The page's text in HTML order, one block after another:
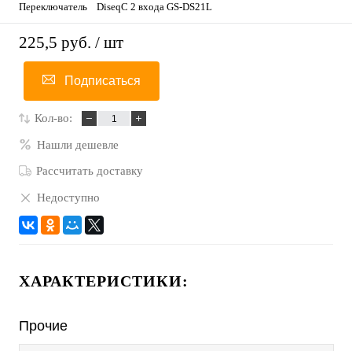
Переключатель DiseqC 2 входа GS-DS21L
225,5 руб. / шт
Подписаться
Кол-во:
Нашли дешевле
Рассчитать доставку
Недоступно
ХАРАКТЕРИСТИКИ:
Прочие